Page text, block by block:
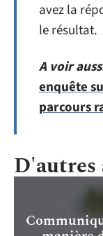
avez la
le résultat.
A voir
enquête
parcours